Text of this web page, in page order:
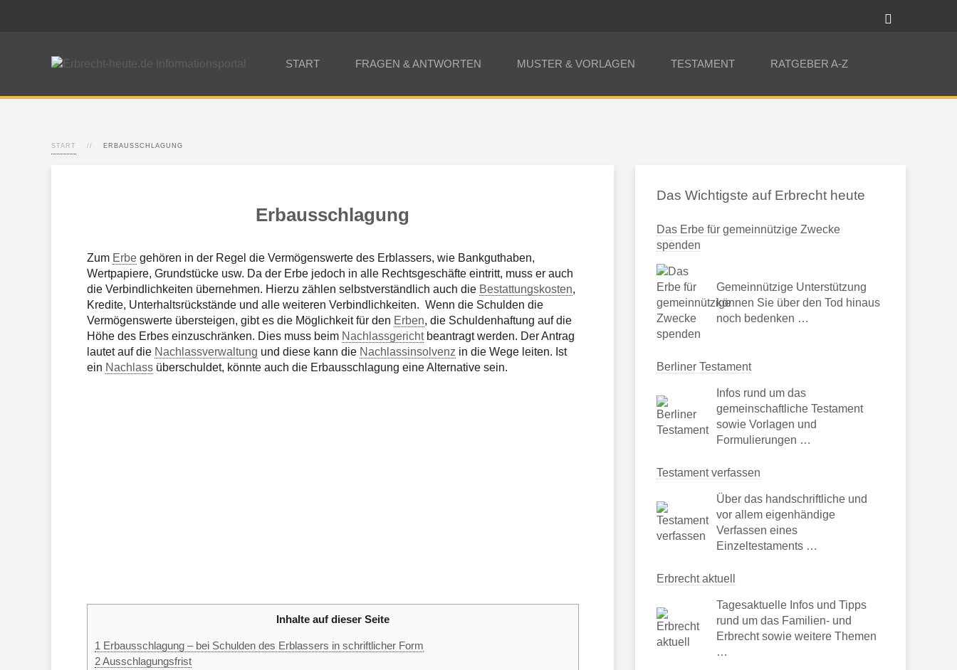
START FRAGEN & ANTWORTEN MUSTER & VORLAGEN TESTAMENT RATGEBER A-Z
START ERBAUSSCHLAGUNG
Erbausschlagung
Zum Erbe gehören in der Regel die Vermögenswerte des Erblassers, wie Bankguthaben,
Wertpapiere, Grundstücke usw. Da der Erbe jedoch in alle Rechtsgeschäfte eintritt, muss er auch
die Verbindlichkeiten übernehmen. Hierzu zählen selbstverständlich auch die Bestattungskosten,
Kredite, Unterhaltsrückstände und alle weiteren Verbindlichkeiten. Wenn die Schulden die
Vermögenswerte übersteigen, gibt es die Möglichkeit für den Erben, die Schuldenhaftung auf die
Höhe des Erbes einzuschränken. Dies muss beim Nachlassgerichtbeantragt werden. Der Antrag
lautet auf die Nachlassverwaltung und diese kann die Nachlassinsolvenz in die Wege leiten. Ist
ein Nachlass überschuldet, könnte auch die Erbausschlagung eine Alternative sein.
Inhalte auf dieser Seite
1 Erbausschlagung – bei Schulden des Erblassers in schriftlicher Form
2Ausschlagungsfrist
Das Wichtigste auf Erbrecht heute
Das Erbe für gemeinnützige Zwecke
spenden
Gemeinnützige Unterstützung
können Sie über den Tod hinaus
noch bedenken …
Berliner Testament
Infos rund um das
gemeinschaftliche Testament
sowie Vorlagen und
Formulierungen …
Testament verfassen
Über das handschriftliche und
vor allem eigenhändige
Verfassen eines
Einzeltestaments …
Erbrecht aktuell
Tagesaktuelle Infos und Tipps
rund um das Familien- und
Erbrecht sowie weitere Themen
…